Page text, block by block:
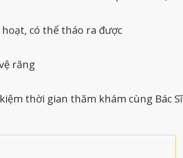
có thể tháo ra được
răng
thời gian thăm khám cùng Bác Sĩ